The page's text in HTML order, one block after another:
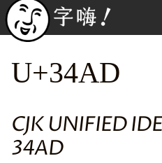
U+34AD
CJK UNIFIED
34AD